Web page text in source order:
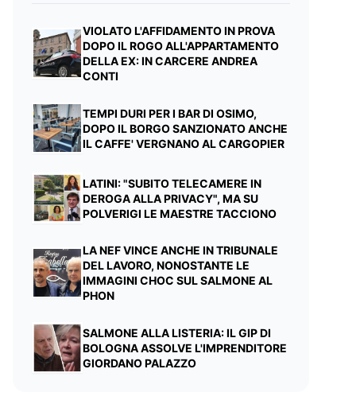
VIOLATO L'AFFIDAMENTO IN PROVA
DOPO IL ROGO ALL'APPARTAMENTO
DELLA EX: IN CARCERE ANDREA
CONTI
TEMPI DURI PER I BAR DI OSIMO,
DOPO IL BORGO SANZIONATO ANCHE
IL CAFFE' VERGNANO AL CARGOPIER
LATINI: "SUBITO TELECAMERE IN
DEROGA ALLA PRIVACY", MA SU
POLVERIGI LE MAESTRE TACCIONO
LA NEF VINCE ANCHE IN TRIBUNALE
DEL LAVORO, NONOSTANTE LE
IMMAGINI CHOC SUL SALMONE AL
PHON
SALMONE ALLA LISTERIA: IL GIP DI
BOLOGNA ASSOLVE L'IMPRENDITORE
GIORDANO PALAZZO